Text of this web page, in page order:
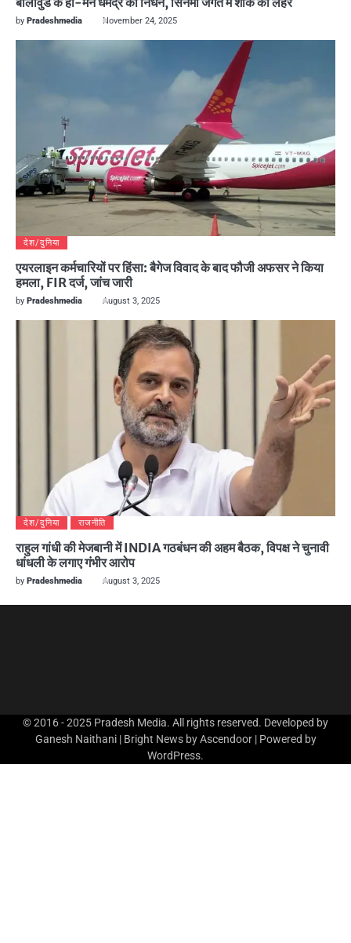
by Pradeshmedia November 24, 2025
देश/दुनिया
एयरलाइन कर्मचारियों पर हिंसा: बैगेज विवाद के बाद फौजी अफसर ने किया
हमला, FIR दर्ज, जांच जारी
by Pradeshmedia August 3, 2025
देश/दुनिया राजनीति
राहुल गांधी की मेजबानी में INDIA गठबंधन की अहम बैठक, विपक्ष ने चुनावी
धांधली के लगाए गंभीर आरोप
by Pradeshmedia August 3, 2025
© 2016 - 2025 Pradesh Media. All rights reserved. Developed by
Ganesh Naithani | Bright News byAscendoor| Powered by
WordPress.